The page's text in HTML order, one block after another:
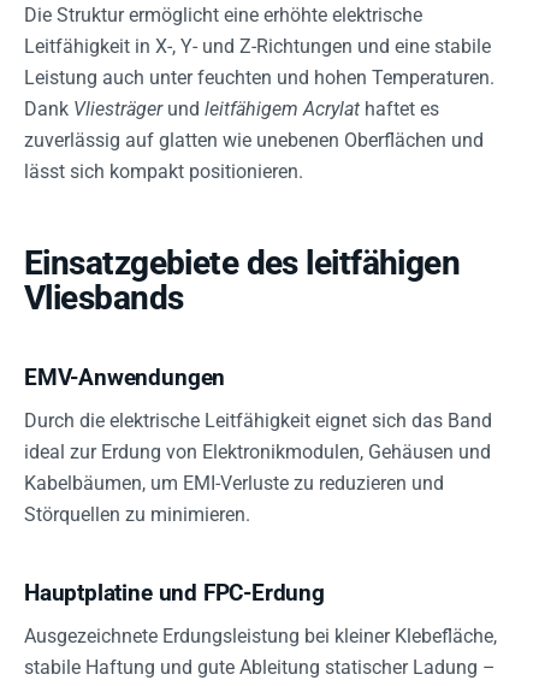
Die Struktur ermöglicht eine erhöhte elektrische
Leitfähigkeit in X-, Y- und Z-Richtungen und eine stabile
Leistung auch unter feuchten und hohen Temperaturen.
Dank Vliesträgerund leitfähigem Acrylat haftet es
zuverlässig auf glatten wie unebenen Oberflächen und
lässt sich kompakt positionieren.
Einsatzgebiete des leitfähigen
Vliesbands
EMV-Anwendungen
Durch die elektrische Leitfähigkeit eignet sich das Band
ideal zur Erdung von Elektronikmodulen, Gehäusen und
Kabelbäumen, um EMI-Verluste zu reduzieren und
Störquellen zu minimieren.
Hauptplatine und FPC-Erdung
Ausgezeichnete Erdungsleistung bei kleiner Klebefläche,
stabile Haftung und gute Ableitung statischer Ladung –